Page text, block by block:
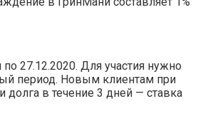
27.12.2020. Для участия нужно
период. Новым клиентам при
в течение 3 дней — ставка